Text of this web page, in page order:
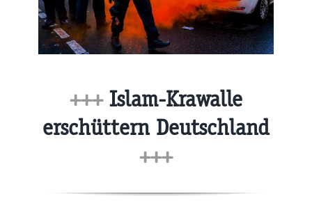
+++Islam-Krawalle
erschüttern Deutschland
+++